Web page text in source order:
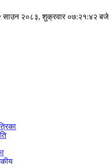
साउन २०८३, शुक्रवार ०७:२१:४३ बजे